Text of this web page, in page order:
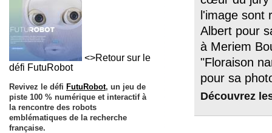
<>Retour sur le
défi FutuRobot
Revivez le défi FutuRobot, un jeu de
piste 100 % numérique et interactif à
la rencontre des robots
emblématiques de la recherche
française.
l'image sont
Albert pour
à Meriem
"Floraison
pour sa
Découvrez